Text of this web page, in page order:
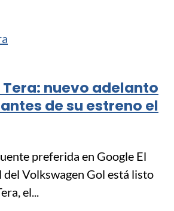
nuevo adelanto
de su estreno el
preferida en Google El
Volkswagen Gol está listo
el...